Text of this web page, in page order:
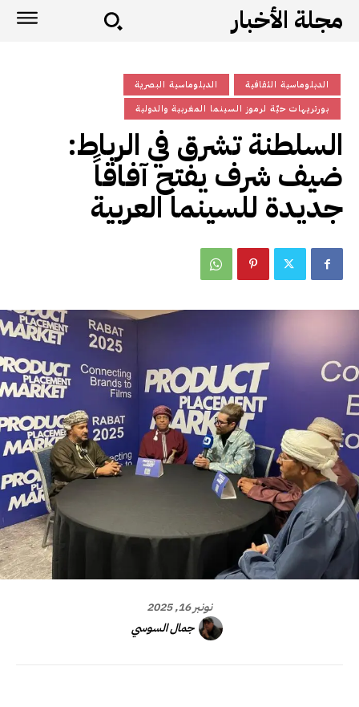
مجلة الأخبار
الدبلوماسية الثقافية
الدبلوماسية البصرية
بورتريهات حيّة لرموز السينما المغربية والدولية
السلطنة تشرق في الرباط:
ضيف شرف يفتح آفاقاً
جديدة للسينما العربية
نونبر 16, 2025
جمال السوسي